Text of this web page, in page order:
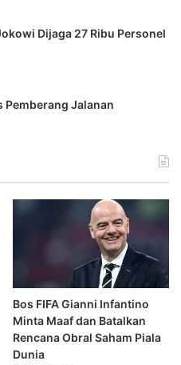
Dijaga 27 Ribu Personel
Pemberang Jalanan
Bos FIFA Gianni Infantino
Minta Maaf dan Batalkan
Rencana Obral Saham Piala
Dunia